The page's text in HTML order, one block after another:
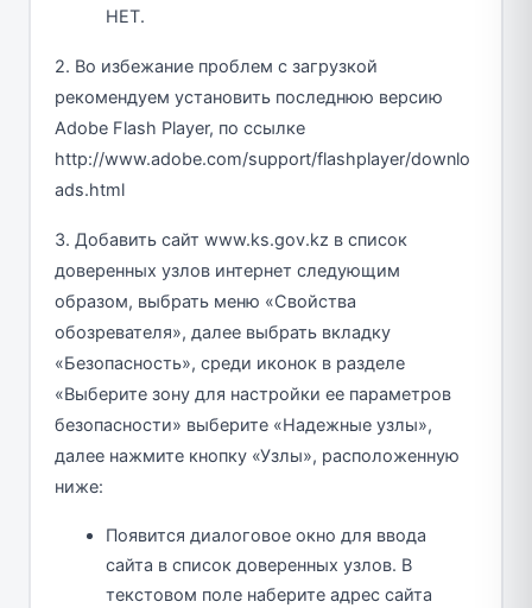
НЕТ.
2. Во избежание проблем с загрузкой
рекомендуем установить последнюю версию
Adobe Flash Player, по ссылке
http://www.adobe.com/support/flashplayer/downlo
ads.html
3. Добавить сайт www.ks.gov.kz в список
доверенных узлов интернет следующим
образом, выбрать меню «Свойства
обозревателя», далее выбрать вкладку
«Безопасность», среди иконок в разделе
«Выберите зону для настройки ее параметров
безопасности» выберите «Надежные узлы»,
далее нажмите кнопку «Узлы», расположенную
ниже:
Появится диалоговое окно для ввода
сайта в список доверенных узлов. В
текстовом поле наберите адрес сайта